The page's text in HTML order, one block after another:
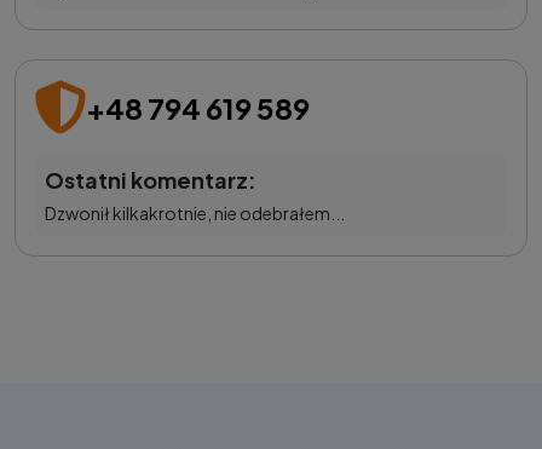
+48 794 619 589
Ostatni komentarz:
Dzwonił kilkakrotnie, nie odebrałem...